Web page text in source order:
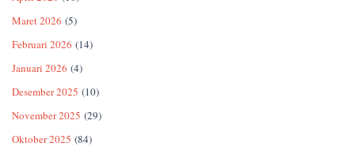
Maret 2026 (5)
Februari 2026 (14)
Januari 2026 (4)
Desember 2025 (10)
November 2025 (29)
Oktober 2025 (84)